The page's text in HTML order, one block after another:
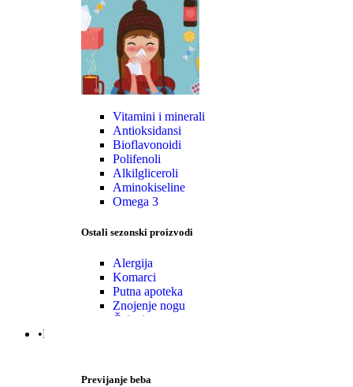
Vitamini i minerali
Antioksidansi
Bioflavonoidi
Polifenoli
Alkilgliceroli
Aminokiseline
Omega 3
Ostali sezonski proizvodi
Alergija
Komarci
Putna apoteka
Znojenje nogu
Čajevi
•Mama|Bebe|Polno zdrav.
Previjanje beba